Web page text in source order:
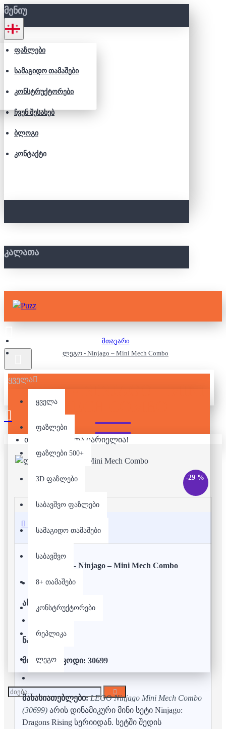
ᲛᲔᲜᲘᲣ
ᲤᲐᲖᲚᲔᲑᲘ
ᲡᲐᲛᲐᲒᲘᲓᲝ ᲗᲐᲛᲐᲨᲔᲑᲘ
ᲙᲝᲜᲡᲢᲠᲣᲥᲢᲝᲠᲔᲑᲘ
ᲩᲕᲔᲜ ᲨᲔᲡᲐᲮᲔᲑ
ᲑᲚᲝᲒᲘ
ᲙᲝᲜᲢᲐᲥᲢᲘ
ᲙᲐᲚᲐᲗᲐ
ყველა
ყველა
ფაზლები
ფაზლები 500+
3D ფაზლები
საბავშვო ფაზლები
სამაგიდო თამაშები
საბავშვო
8+ თამაშები
კონსტრუქტორები
რეპლიკა
ლეგო
თქვენი კალათა ცარიელია!
მთავარი
ლეგო - Ninjago – Mini Mech Combo
ᲚᲔᲒᲝ - NINJAGO – MINI
-29 %
აღწერა
ლეგო - Ninjago – Mini Mech Combo
ასაკი: 7+
ნაჭრები: 80
მოდელის კოდი: 30699
მახასიათებლები: LEGO Ninjago Mini Mech Combo
(30699) არის დინამიკური მინი სეტი Ninjago:
Dragons Rising სერიიდან. სეტში შედის